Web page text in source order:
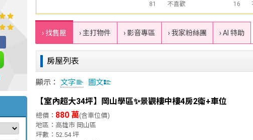
81 不喜歡 16
› 找售屋 › 主打物件 › 影音專區 › 我家粉絲團 › AI 特助
房屋列表
顯示： 文字 圖文
【室內超大34坪】岡山學區✨景觀樓中樓4房2衛+車位
總價： 880 萬(含車位價)
地區：高雄市 岡山區
坪數：52.54 坪